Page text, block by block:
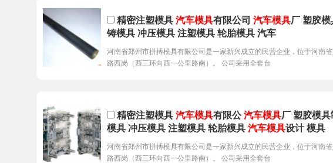
精密注塑模具 汽车模具有限公司 汽车模具厂 塑胶
铸模具 冲压模具 注塑模具 轮胎模具 汽车
河南省郑州市拼搏模具有限公司是一家新兴成立的民营企业，位于河南
路西岗（西三环向西一公里路南）。 公司采用全套台
精密注塑模具 汽车模具有限公汽车模具厂 塑胶模
模具 冲压模具 注塑模具 轮胎模具 汽车模具设计 模具
河南省郑州市拼搏模具有限公司是一家新兴成立的民营企业，位于河南
路西岗（西三环向西一公里路南）。 公司采用全套台